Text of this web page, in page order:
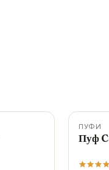
-18%
ПУФИ
Пуф